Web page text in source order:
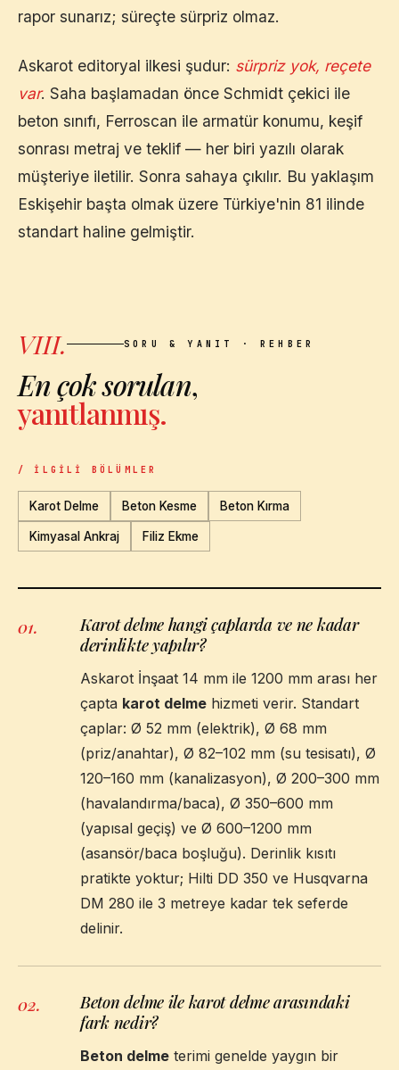
rapor sunarız; süreçte sürpriz olmaz.
Askarot editoryal ilkesi şudur: sürpriz yok, reçete
var. Saha başlamadan önce Schmidt çekici ile
beton sınıfı, Ferroscan ile armatür konumu, keşif
sonrası metraj ve teklif — her biri yazılı olarak
müşteriye iletilir. Sonra sahaya çıkılır. Bu yaklaşım
Eskişehir başta olmak üzere Türkiye'nin 81 ilinde
standart haline gelmiştir.
VIII. SORU & YANIT · REHBER
En çok sorulan,
yanıtlanmış.
/ İLGILI BÖLÜMLER
Karot Delme Beton Kesme Beton Kırma
Kimyasal Ankraj Filiz Ekme
01.
Karot delme hangi çaplarda ve ne kadar
derinlikte yapılır?
Askarot İnşaat 14 mm ile 1200 mm arası her
çapta karot delme hizmeti verir. Standart
çaplar: Ø 52 mm (elektrik), Ø 68 mm
(priz/anahtar), Ø 82–102 mm (su tesisatı), Ø
120–160 mm (kanalizasyon), Ø 200–300 mm
(havalandırma/baca), Ø 350–600 mm
(yapısal geçiş) ve Ø 600–1200 mm
(asansör/baca boşluğu). Derinlik kısıtı
pratikte yoktur; Hilti DD 350 ve Husqvarna
DM 280 ile 3 metreye kadar tek seferde
delinir.
02.
Beton delme ile karot delme arasındaki
fark nedir?
Beton delme terimi genelde yaygın bir